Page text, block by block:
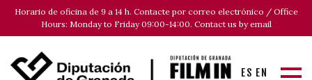
Horario de oficina de 9 a 14 h. Contacte por correo electrónico / Office
Hours: Monday to Friday 09:00-14:00. Contact us by email
ES EN